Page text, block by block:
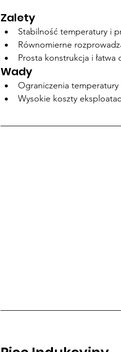
Zalety
Stabilność temperatury i
Równomierne
Prosta konstrukcja i łatwa
Wady
Ograniczenia
Wysokie koszty